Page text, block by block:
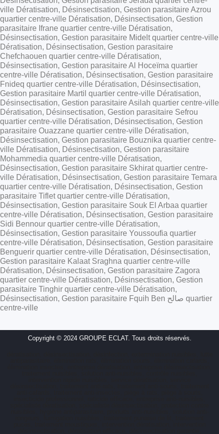
ville Dératisation, Désinsectisation, Gestion parasitaire Azrou
quartier centre-ville Dératisation, Désinsectisation, Gestion
parasitaire Ifrane quartier centre-ville Dératisation,
Désinsectisation, Gestion parasitaire Midelt quartier centre-ville
Dératisation, Désinsectisation, Gestion parasitaire
Chefchaouen quartier centre-ville Dératisation,
Désinsectisation, Gestion parasitaire Al Hoceïma quartier
centre-ville Dératisation, Désinsectisation, Gestion parasitaire
Fnideq quartier centre-ville Dératisation, Désinsectisation,
Gestion parasitaire Martil quartier centre-ville Dératisation,
Désinsectisation, Gestion parasitaire Asilah quartier centre-ville
Dératisation, Désinsectisation, Gestion parasitaire Sefrou
quartier centre-ville Dératisation, Désinsectisation, Gestion
parasitaire Ouazzane quartier centre-ville Dératisation,
Désinsectisation, Gestion parasitaire Bouznika quartier centre-
ville Dératisation, Désinsectisation, Gestion parasitaire
Mohammedia quartier centre-ville Dératisation,
Désinsectisation, Gestion parasitaire Skhirat quartier centre-
ville Dératisation, Désinsectisation, Gestion parasitaire Temara
quartier centre-ville Dératisation, Désinsectisation, Gestion
parasitaire Tiflet quartier centre-ville Dératisation,
Désinsectisation, Gestion parasitaire Souk El Arbaa quartier
centre-ville Dératisation, Désinsectisation, Gestion parasitaire
Sidi Bennour quartier centre-ville Dératisation,
Désinsectisation, Gestion parasitaire Youssoufia quartier
centre-ville Dératisation, Désinsectisation, Gestion parasitaire
Benguerir quartier centre-ville Dératisation, Désinsectisation,
Gestion parasitaire Kalaat Sraghna quartier centre-ville
Dératisation, Désinsectisation, Gestion parasitaire Zagora
quartier centre-ville Dératisation, Désinsectisation, Gestion
parasitaire Tinghir quartier centre-ville Dératisation,
Désinsectisation, Gestion parasitaire Fquih Ben صالح quartier
centre-ville
Copyright © 2024 GROUPE ECLAT. Tous droits réservés.